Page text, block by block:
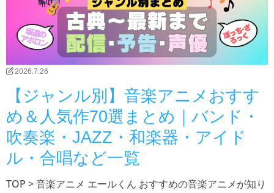
2026.7.26
【ジャンル別】音楽アニメおすす
め＆人気作70選まとめ｜バンド・
吹奏楽・JAZZ・和楽器・アイド
ル・合唱など一覧
TOP > 音楽アニメ エールくん おすすめの音楽アニメが知り